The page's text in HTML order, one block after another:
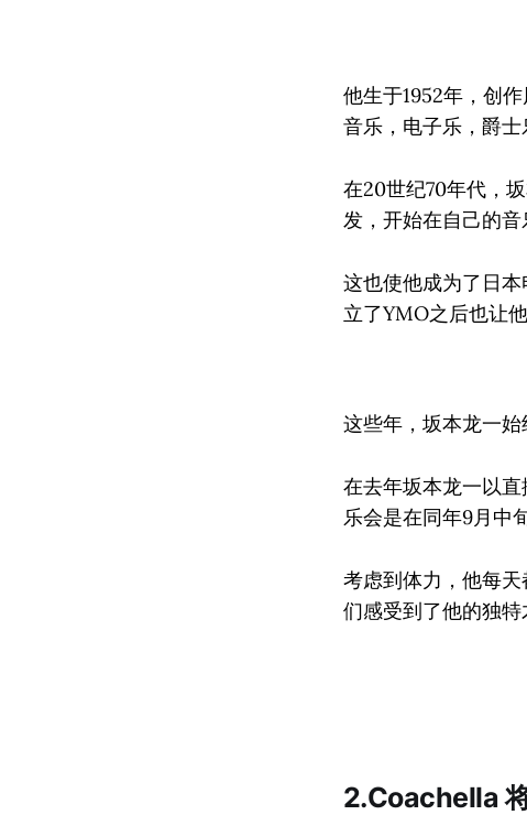
他生于1952年，创
音乐，电子乐，爵士
在20世纪70年代，
发，开始在自己的音
这也使他成为了日
立了YMO之后也让
这些年，坂本龙一始
在去年坂本龙一以
乐会是在同年9月中
考虑到体力，他每
们感受到了他的独特
2.Coachella